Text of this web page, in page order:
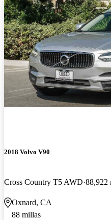
2018 Volvo V90
Cross Country T5 AWD 88,922
Oxnard, CA
88 millas